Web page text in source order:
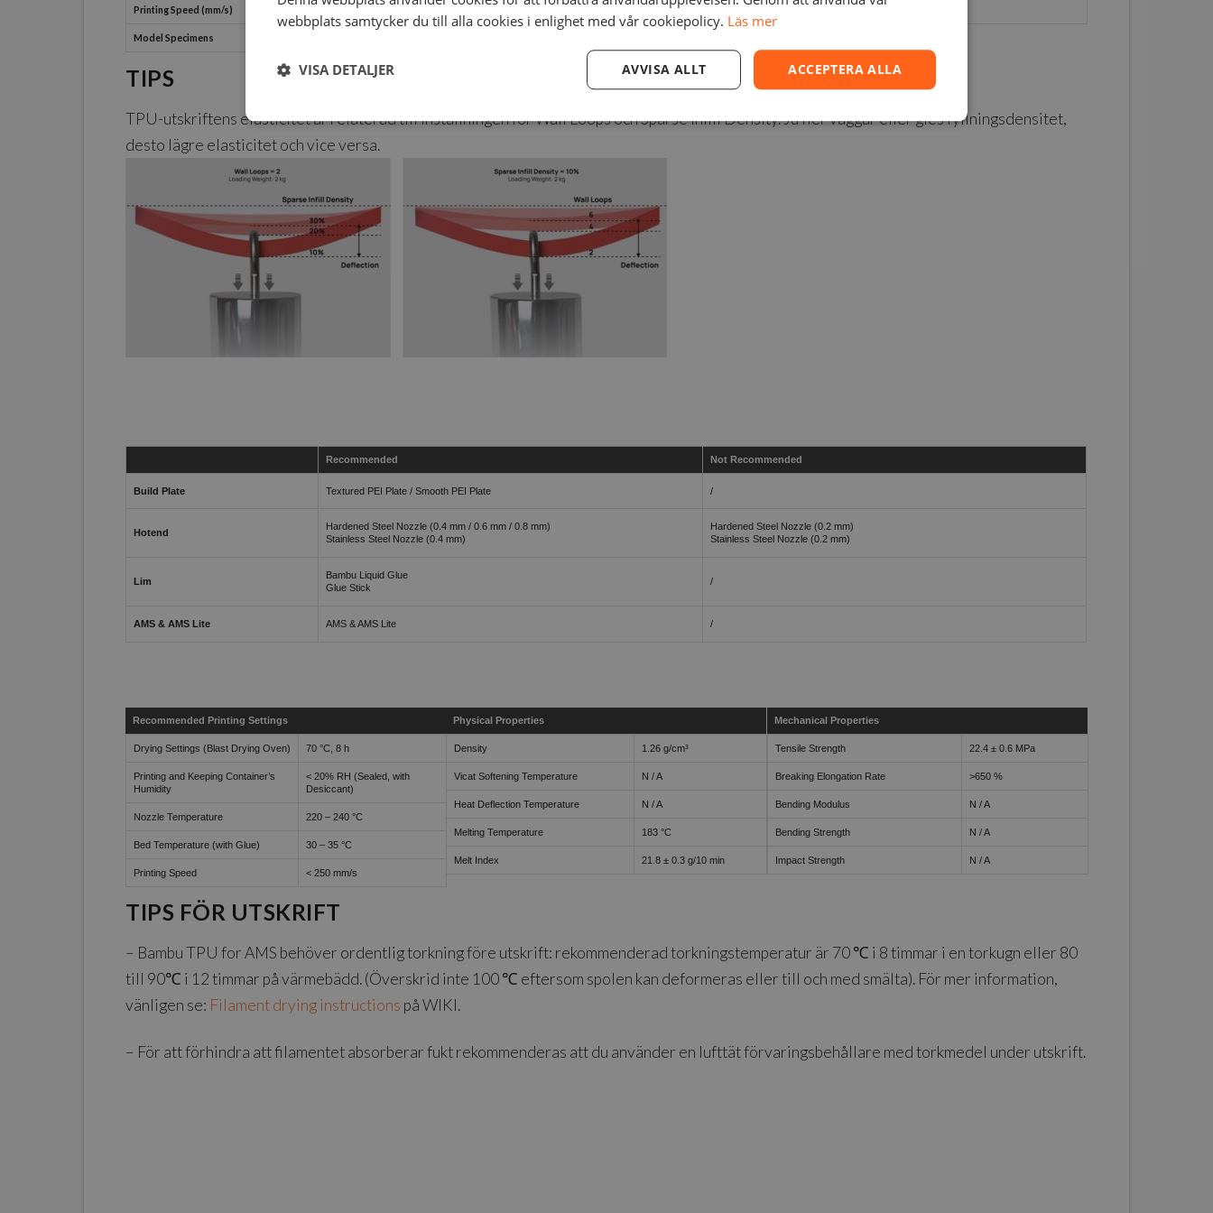
Printing Speed (mm/s)
Model Specimens
TIPS
TPU-utskriftens elasticitet är relaterad till inställningen för Wall Loops och Sparse Infill Density. Ju fler väggar eller gles fyllningsdensitet,
desto lägre elasticitet och vice versa.
Recommended Not Recommended
Build Plate Textured PEI Plate / Smooth PEI Plate /
Hotend
Hardened Steel Nozzle (0.4 mm / 0.6 mm / 0.8 mm)
Stainless Steel Nozzle (0.4 mm)
Hardened Steel Nozzle (0.2 mm)
Stainless Steel Nozzle (0.2 mm)
Lim
Bambu Liquid Glue
Glue Stick
/
AMS & AMS Lite AMS & AMS Lite /
Recommended Printing Settings
Drying Settings (Blast Drying Oven) 70 °C, 8 h
Printing and Keeping Container’s
Humidity
< 20% RH (Sealed, with
Desiccant)
Nozzle Temperature 220 – 240 °C
Bed Temperature (with Glue) 30 – 35 °C
Printing Speed < 250 mm/s
Physical Properties
Density 1.26 g/cm³
Vicat Softening Temperature N / A
Heat Deflection Temperature N / A
Melting Temperature 183 °C
Melt Index 21.8 ± 0.3 g/10 min
Mechanical Properties
Tensile Strength 22.4 ± 0.6 MPa
Breaking Elongation Rate >650 %
Bending Modulus N / A
Bending Strength N / A
Impact Strength N / A
TIPS FÖR UTSKRIFT
– Bambu TPU for AMS behöver ordentlig torkning före utskrift: rekommenderad torkningstemperatur är 70 ℃ i 8 timmar i en torkugn eller 80
till 90℃ i 12 timmar på värmebädd. (Överskrid inte 100 ℃ eftersom spolen kan deformeras eller till och med smälta). För mer information,
vänligen se: Filament drying instructions på WIKI.
– För att förhindra att filamentet absorberar fukt rekommenderas att du använder en lufttät förvaringsbehållare med torkmedel under utskrift.
webbplats samtycker du till alla cookies i enlighet med vår cookiepolicy. Läs mer
ACCEPTERA ALLA
AVVISA ALLT
VISA DETALJER